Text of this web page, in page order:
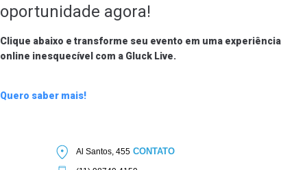
oportunidade agora!
Clique abaixo e transforme seu evento em uma experiência
online inesquecível com a Gluck Live.
Quero saber mais!
CONTATO
Al Santos, 455